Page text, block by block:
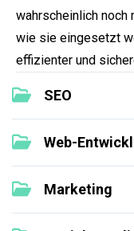
SEO
Web-
Marketing
wahrscheinlich noch
wie sie eingesetzt
effizienter und